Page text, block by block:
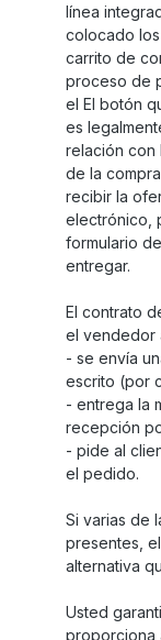
línea
colocado
carrito de
proceso de
el El botón
es
relación con
de la
recibir la
electrónico,
formulario
entregar.
El contrato
el vendedor
- se envía
escrito (por
- entrega la
recepción
- pide al
el pedido.
Si varias de
presentes,
alternativa
Usted
proporciona